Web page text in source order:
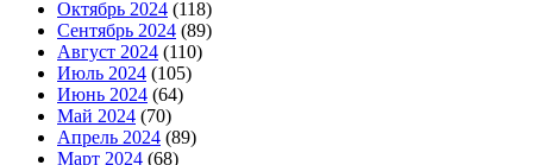
Октябрь 2024 (118)
Сентябрь 2024 (89)
Август 2024 (110)
Июль 2024 (105)
Июнь 2024 (64)
Май 2024 (70)
Апрель 2024 (89)
Март 2024 (68)